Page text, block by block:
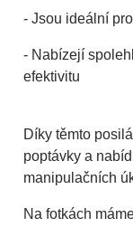
- Jsou ideální
- Nabízejí
efektivitu
Díky těmto
poptávky a
manipulačních
Na fotkách